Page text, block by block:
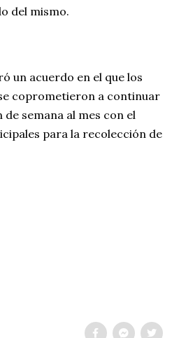
del mismo.
un acuerdo en el que los
coprometieron a continuar
semana al mes con el
para la recolección de